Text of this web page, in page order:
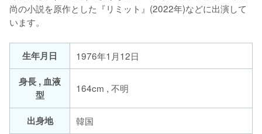
尚の小説を原作とした『リミット』(2022年)などに出演して
います。
生年月日
1976年1月12日
身長 , 血液
型
164cm , 不明
出身地 韓国